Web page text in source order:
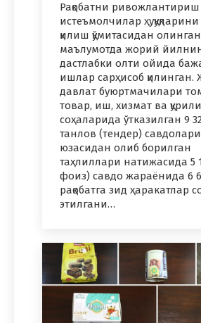
Рақобатни
истеъмолчилар
қилиш қўмитасидан олинган
маълумотда жорий
дастлабки олти ойида
ишлар сарҳисоб қилинган.
давлат буюртмачилари
товар, иш, хизмат ва
соҳаларида ўтказилган 9
танлов (тендер) савдолари
юзасидан олиб борилган
таҳлиллари натижасида 5
фоиз) савдо жараёнида 6
рақобатга зид ҳаракатлар
этилгани…